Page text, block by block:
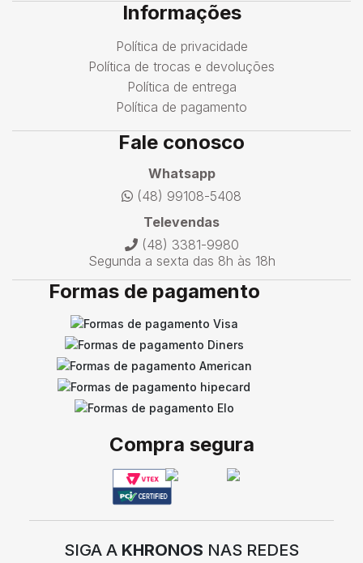
Informações
Política de privacidade
Política de trocas e devoluções
Política de entrega
Política de pagamento
Fale conosco
Whatsapp
(48) 99108-5408
Televendas
(48) 3381-9980
Segunda a sexta das 8h às 18h
Formas de pagamento
Compra segura
SIGA A KHRONOS NAS REDES